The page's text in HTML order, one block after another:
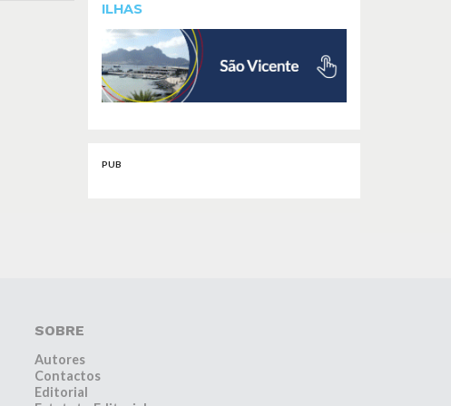
ILHAS
PUB
SOBRE
Autores
Contactos
Editorial